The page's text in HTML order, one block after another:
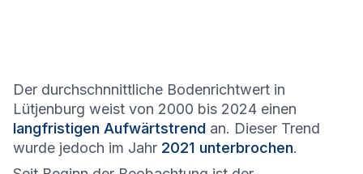
Der durchschnnittliche Bodenrichtwert in
Lütjenburg weist von 2000 bis 2024 einen
langfristigen Aufwärtstrend an. Dieser Trend
wurde jedoch im Jahr 2021 unterbrochen.